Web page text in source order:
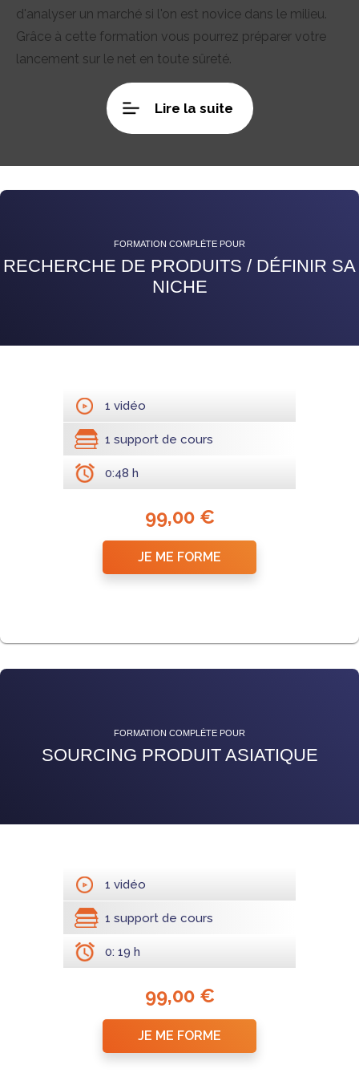
d'analyser un marché si l'on est novice dans le milieu.
Grâce à cette formation vous pourrez préparer votre
lancement sur le net en toute sûreté.
Lire la suite
FORMATION COMPLÈTE POUR
RECHERCHE DE PRODUITS / DÉFINIR SA
NICHE
1 vidéo
1 support de cours
0:48 h
99,00 €
JE ME FORME
FORMATION COMPLÈTE POUR
SOURCING PRODUIT ASIATIQUE
1 vidéo
1 support de cours
0: 19 h
99,00 €
JE ME FORME